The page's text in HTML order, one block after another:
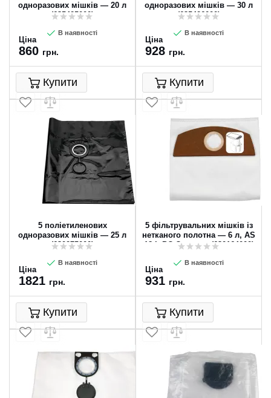
одноразових мішків — 20 л
(635425000)
В наявності
Ціна
860 грн.
Купити
одноразових мішків — 30 л
(635426000)
В наявності
Ціна
928 грн.
Купити
5 поліетиленових
одноразових мішків — 25 л
(630275000)
В наявності
Ціна
1821 грн.
Купити
5 фільтрувальних мішків із
нетканого полотна — 6 л, AS
18 L PC Compact (630164000)
В наявності
Ціна
931 грн.
Купити